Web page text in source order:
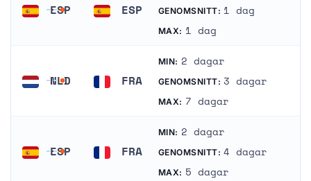
ESP ESP GENOMSNITT: 1 dag
MAX: 1 dag
NLD FRA
MIN: 2 dagar
GENOMSNITT: 3 dagar
MAX: 7 dagar
ESP FRA
MIN: 2 dagar
GENOMSNITT: 4 dagar
MAX: 5 dagar